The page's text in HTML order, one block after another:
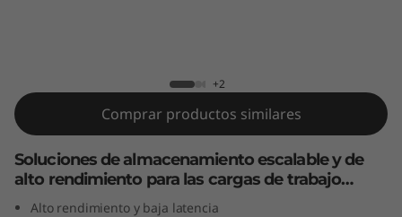
T
h
+2
Comprar productos similares
Soluciones de almacenamiento escalable y de
alto rendimiento para las cargas de trabajo
actuales
Alto rendimiento y baja latencia